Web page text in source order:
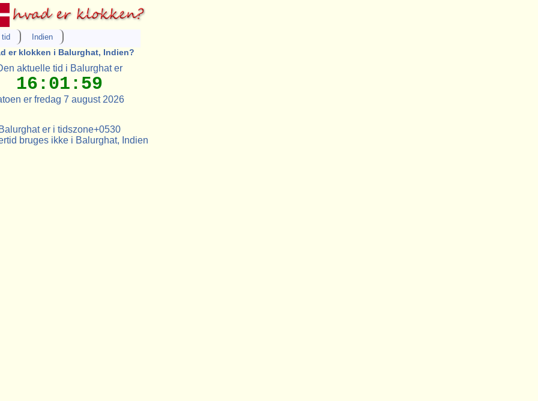
tid Indien
er klokken i Balurghat, Indien?
aktuelle tid i Balurghat er
16:01:59
er fredag 7 august 2026
Balurghat er i tidszone+0530
bruges ikke i Balurghat, Indien